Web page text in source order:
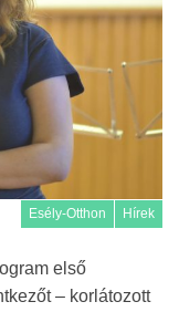
Esély-Otthon Hírek
első
– korlátozott